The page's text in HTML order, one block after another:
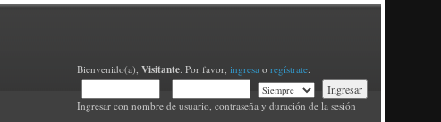
Bienvenido(a), Visitante. Por favor, ingresao regístrate.
Ingresar con nombre de usuario, contraseña y duración de la sesión